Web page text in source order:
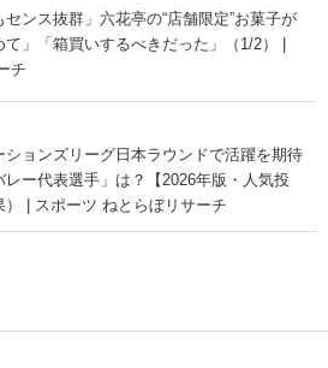
センス抜群」六花亭の“店舗限定”お菓子が
」「箱買いするべきだった」（1/2） |
チ
ションズリーグ日本ラウンドで活躍を期待
レー代表選手」は？【2026年版・人気投
| スポーツ ねとらぼリサーチ